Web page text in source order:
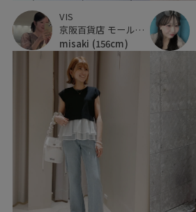
VIS
京阪百貨店 モール京橋店
misaki (156cm)